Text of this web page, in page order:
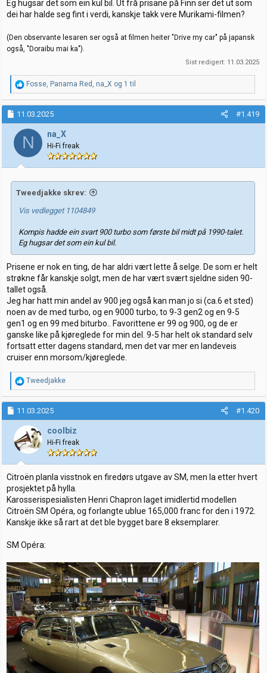
Eg hugsar det som ein kul bil. Ut frå prisane på Finn ser det ut som
dei har halde seg fint i verdi, kanskje takk vere Murikami-filmen?
(Den observante lesaren ser også at filmen heiter "Drive my car" på japansk
også, "Doraibu mai ka").
Sist redigert: 11.03.2025
R
e
a
k
s
j
o
e
r
Fosse, Panama Red , na_X og 1 til
11.03.2025 #1.419
N na_X
Hi-Fi freak
Tweedjakke skrev:
Vis vedlegget 1104849
Kompis hadde ein svart 900 turbo som første bil midt på 1990-talet.
Eg hugsar det som ein kul bil.
Prisene er nok en ting, de har aldri vært lette å selge. De som er helt
strøkne får kanskje solgt, men de har vært svært sjeldne siden 90-
tallet også.
Jeg har hatt min andel av 900 jeg også kan man jo si (ca.6 et sted)
noen av de med turbo, og en 9000 turbo, to 9-3 gen2 og en 9-5
gen1 og en 99 med biturbo.. Favorittene er 99 og 900, og de er
ganske like på kjøreglede for min del. 9-5 har helt ok standard selv
fortsatt etter dagens standard, men det var mer en landeveis
cruiser enn morsom/kjøreglede.
R
e
a
k
s
j
o
n
e
r
:
Tweedjakke
11.03.2025 #1.420
coolbiz
Hi-Fi freak
Citroën planla visstnok en firedørs utgave av SM, men la etter hvert
prosjektet på hylla.
Karosserispesialisten Henri Chapron laget imidlertid modellen
Citroën SM Opéra, og forlangte ublue 165,000 franc for den i 1972.
Kanskje ikke så rart at det ble bygget bare 8 eksemplarer.
SM Opéra: